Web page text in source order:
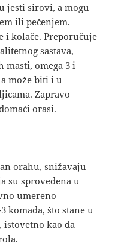
jesti sirovi, a mogu
ili pečenjem.
i kolače. Preporučuje
sastava,
masti, omega 3 i
može biti i u
Zapravo
orasi.
orahu, snižavaju
su sprovedena u
umereno
komada, što stane u
istovetno kao da